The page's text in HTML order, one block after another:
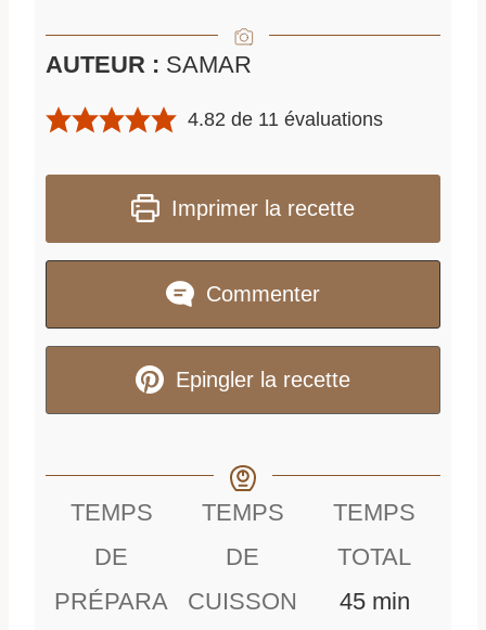
AUTEUR : SAMAR
4.82 de 11 évaluations
Imprimer la recette
Commenter
Epingler la recette
TEMPS
DE
PRÉPARA
TEMPS
DE
CUISSON
TEMPS
TOTAL
45mmin